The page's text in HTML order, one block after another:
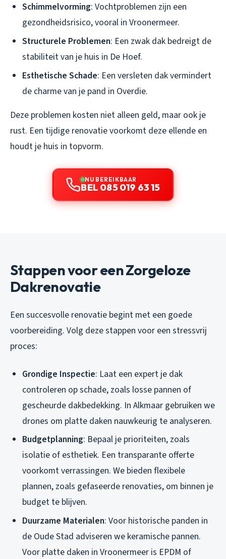
Schimmelvorming: Vochtproblemen zijn een
gezondheidsrisico, vooral in Vroonermeer.
Structurele Problemen: Een zwak dak bedreigt de
stabiliteit van je huis in De Hoef.
Esthetische Schade: Een versleten dak vermindert
de charme van je pand in Overdie.
Deze problemen kosten niet alleen geld, maar ook je
rust. Een tijdige renovatie voorkomt deze ellende en
houdt je huis in topvorm.
NU BEREIKBAAR
BEL 085 019 63 15
Stappen voor een Zorgeloze
Dakrenovatie
Een succesvolle renovatie begint met een goede
voorbereiding. Volg deze stappen voor een stressvrij
proces:
Grondige Inspectie: Laat een expert je dak
controleren op schade, zoals losse pannen of
gescheurde dakbedekking. In Alkmaar gebruiken we
drones om platte daken nauwkeurig te analyseren.
Budgetplanning: Bepaal je prioriteiten, zoals
isolatie of esthetiek. Een transparante offerte
voorkomt verrassingen. We bieden flexibele
plannen, zoals gefaseerde renovaties, om binnen je
budget te blijven.
Duurzame Materialen: Voor historische panden in
de Oude Stad adviseren we keramische pannen.
Voor platte daken in Vroonermeer is EPDM of